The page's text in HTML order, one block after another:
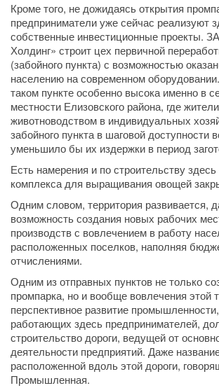
Кроме того, не дожидаясь открытия
предприниматели уже сейчас реализуют
собственные инвестиционные проекты.
Холдинг» строит цех первичной
(забойного пункта) с возможностью
населению на современном
таком пункте особенно высока именно в
местности Елизовского района, где
животноводством в индивидуальных
забойного пункта в шаговой доступности
уменьшило бы их издержки в период
Есть намерения и по строительству
комплекса для выращивания овощей
Одним словом, территория развивается,
возможность создания новых рабочих
производств с вовлечением в работу
расположенных поселков, наполняя
отчислениями.
Одним из отправных пунктов не только
промпарка, но и вообще вовлечения этой
перспективное развитие
работающих здесь предпринимателей,
строительство дороги, ведущей от
деятельности предприятий. Даже
расположенной вдоль этой дороги,
Промышленная.